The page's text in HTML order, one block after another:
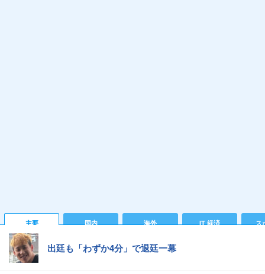
主要 国内 海外 IT 経済 ス
出廷も「わずか4分」で退廷一幕